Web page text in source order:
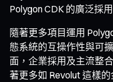
Polygon CDK 的廣泛採
隨著更多項目運用
態系統的互操作性與可
面，企業採用及主流整
著更多如 Revolut 這樣